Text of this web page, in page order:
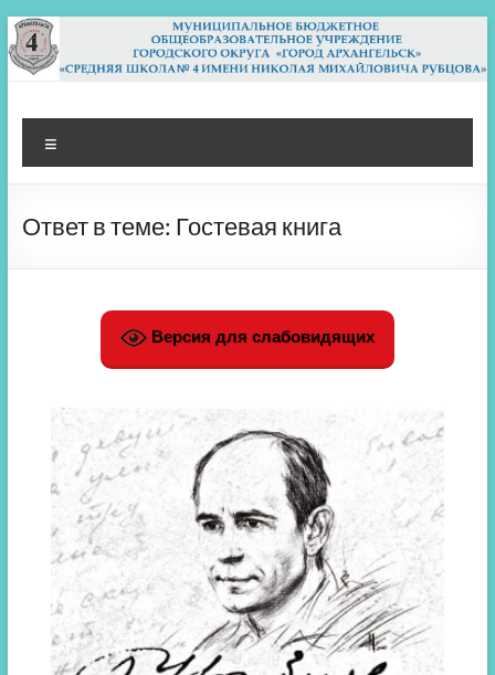
Перейти
к
содержимому
МБОУ СШ 4
Архангельск
Ответ в теме: Гостевая книга
Версия для слабовидящих